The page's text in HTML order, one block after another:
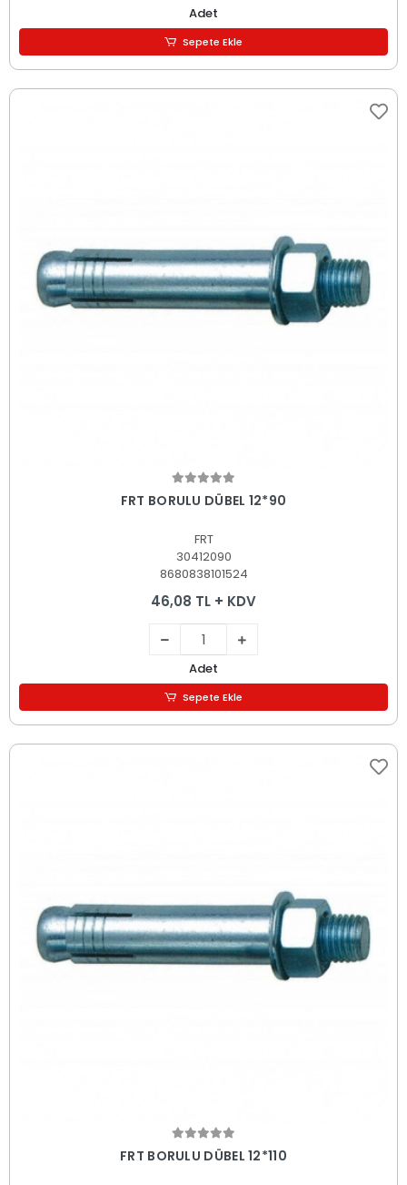
Adet
Sepete Ekle
Sepete Ekle
FRT BORULU DÜBEL 12*90
FRT
30412090
8680838101524
46,08 TL + KDV
Adet
Sepete Ekle
Sepete Ekle
FRT BORULU DÜBEL 12*110